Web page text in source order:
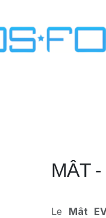
MÂT
Le Mât